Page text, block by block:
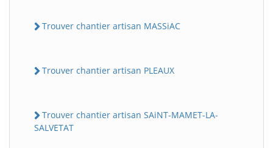
Trouver chantier artisan MASSiAC
Trouver chantier artisan PLEAUX
Trouver chantier artisan SAiNT-MAMET-LA-
SALVETAT